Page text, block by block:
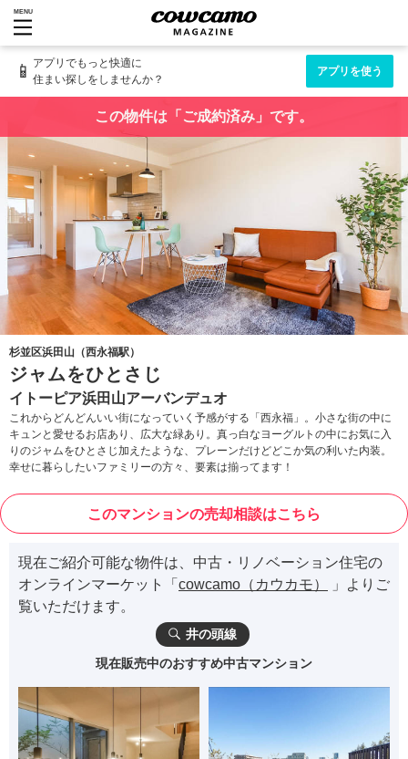
MENU
📱 アプリでもっと快適に
住まい探しをしませんか？
アプリを使う
この物件は「ご成約済み」です。
杉並区浜田山（西永福駅）
ジャムをひとさじ
イトーピア浜田山アーバンデュオ
これからどんどんいい街になっていく予感がする「西永福」。小さな街の中に
キュンと愛せるお店あり、広大な緑あり。真っ白なヨーグルトの中にお気に入
りのジャムをひとさじ加えたような、プレーンだけどどこか気の利いた内装。
幸せに暮らしたいファミリーの方々、要素は揃ってます！
このマンションの売却相談はこちら
現在ご紹介可能な物件は、中古・リノベーション住宅の
オンラインマーケット「 cowcamo（カウカモ）
」よりご
覧いただけます。
井の頭線
現在販売中のおすすめ中古マンション